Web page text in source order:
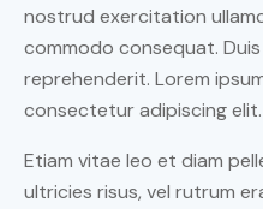
nostrud exercitation
commodo consequat.
reprehenderit. Lorem
consectetur adipiscing elit.
Etiam vitae leo et diam
ultricies risus, vel rutrum